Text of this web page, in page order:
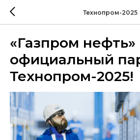
Технопром-2025
«Газпром нефть»
официальный
Технопром-2025!